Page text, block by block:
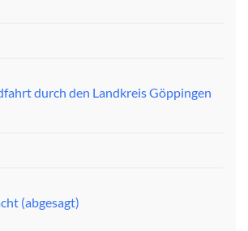
durch den Landkreis Göppingen
(abgesagt)